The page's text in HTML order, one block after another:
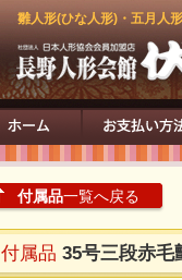
雛人形(ひな人形)・五月人
付属品一覧へ戻る
付属品 35号三段赤毛